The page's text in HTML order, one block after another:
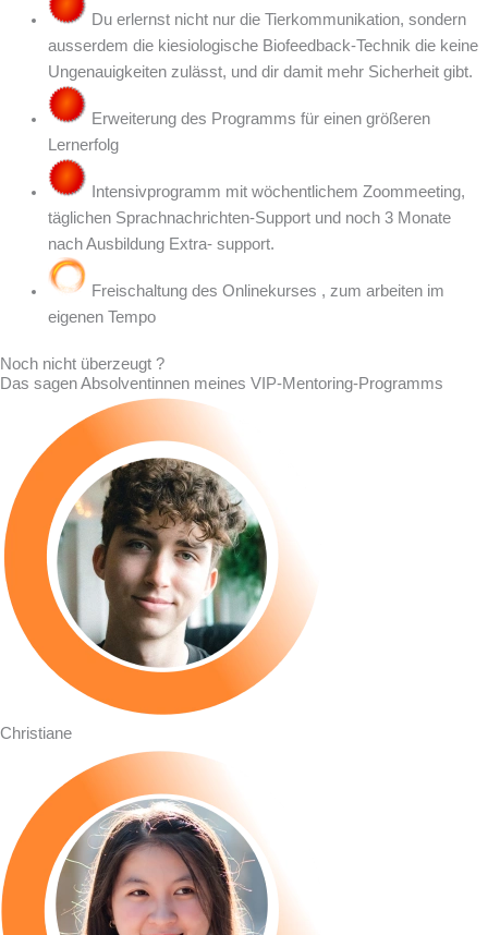
Du erlernst nicht nur die Tierkommunikation, sondern
ausserdem die kiesiologische Biofeedback-Technik die keine
Ungenauigkeiten zulässt, und dir damit mehr Sicherheit gibt.
Erweiterung des Programms für einen größeren
Lernerfolg
Intensivprogramm mit wöchentlichem Zoommeeting,
täglichen Sprachnachrichten-Support und noch 3 Monate
nach Ausbildung Extra- support.
Freischaltung des Onlinekurses , zum arbeiten im
eigenen Tempo
Noch nicht überzeugt ?
Das sagen Absolventinnen meines VIP-Mentoring-Programms
Christiane